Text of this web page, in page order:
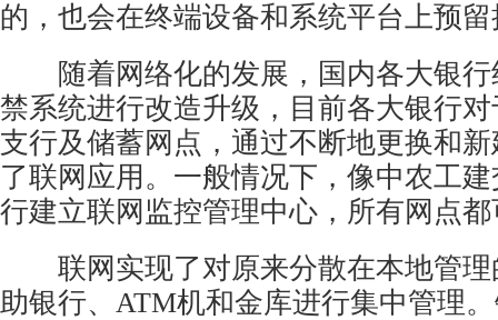
的，也会在终端设备和系统平台上预
随着网络化的发展，国内各大银行
禁系统进行改造升级，目前各大银行
支行及储蓄网点，通过不断地更换和
了联网应用。一般情况下，像中农工
行建立联网监控管理中心，所有网点
联网实现了对原来分散在本地管理
助银行、ATM机和金库进行集中管理